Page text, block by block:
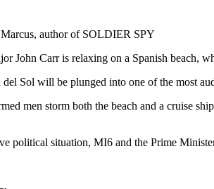
author of SOLDIER SPY
John Carr is relaxing on a Spanish beach,
Sol will be plunged into one of the most
men storm both the beach and a cruise
political situation, MI6 and the Prime